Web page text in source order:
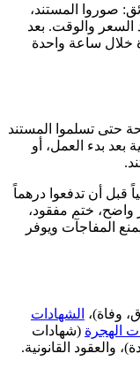
هذا في ٣ دقائق: صوروا المستند،
السعر والوقت. بعد
خلال ساعة واحدة
حتى تسلموا المستند
بدء العمل، أو
قبل أن تدفعوا درهماً
واضح، ختم مفقود،
المفاجآت ويوفر
وفاة)، الشهادات
الهجرة (شهادات
القانونية.